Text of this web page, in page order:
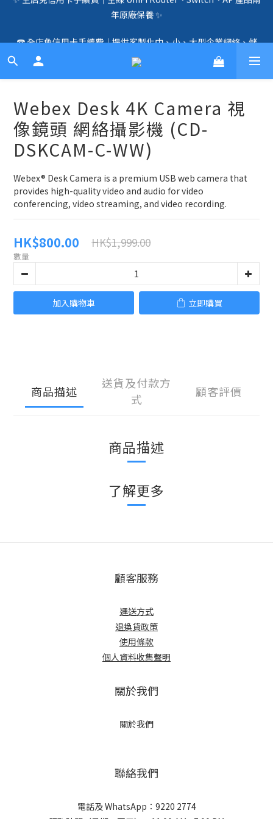
🛍️  全店免信用卡手續費、購物滿 HK$1000，即享免運優惠！
年原廠保養 ✨
☎️ 全店免信用卡手續費｜提供客製化中、小、大型企業網絡、儲
🛍️  全店免信用卡手續費、購物滿 HK$1000，即享免運優惠！
Webex Desk 4K Camera 視
像鏡頭 網絡攝影機 (CD-
DSKCAM-C-WW)
Webex® Desk Camera is a premium USB web camera that
provides high-quality video and audio for video
conferencing, video streaming, and video recording.
HK$800.00 HK$1,999.00
數量
加入購物車 立即購買
商品描述
送貨及付款方
式
顧客評價
商品描述
了解更多
顧客服務
運送方式
退換貨政策
使用條款
個人資料收集聲明
關於我們
關於我們
聯絡我們
電話及 WhatsApp：9220 2774